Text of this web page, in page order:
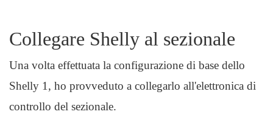
Collegare Shelly al sezionale
Una volta effettuata la configurazione di base dello
Shelly 1, ho provveduto a collegarlo all'elettronica di
controllo del sezionale.